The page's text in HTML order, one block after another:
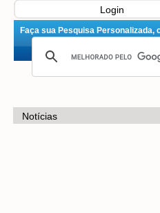
Login
Faça sua Pesquisa Personalizada,
Notícias